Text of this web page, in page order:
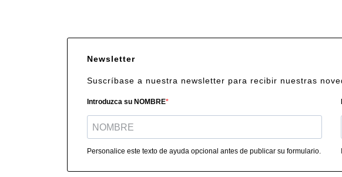
Newsletter
Suscríbase a nuestra newsletter para recibir nuestras
Introduzca su NOMBRE
Personalice este texto de ayuda opcional antes de publicar su formulario.